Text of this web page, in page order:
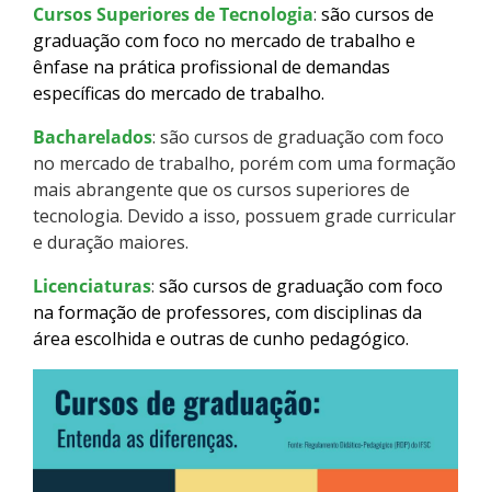
Processo de Inscrição
Resultados
Como posso estudar no IFSC?
Calendário de inscrições
Processos Seletivos
Cotas
Orientações para comprovação de cotas
Cursos Superiores de Tecnologia: são cursos de
graduação com foco no mercado de trabalho e
ênfase na prática profissional de demandas
específicas do mercado de trabalho.
Bacharelados: são cursos de graduação com foco
no mercado de trabalho, porém com uma formação
mais abrangente que os cursos superiores de
tecnologia. Devido a isso, possuem grade curricular
e duração maiores.
Licenciaturas: são cursos de graduação com foco
na formação de professores, com disciplinas da
área escolhida e outras de cunho pedagógico.